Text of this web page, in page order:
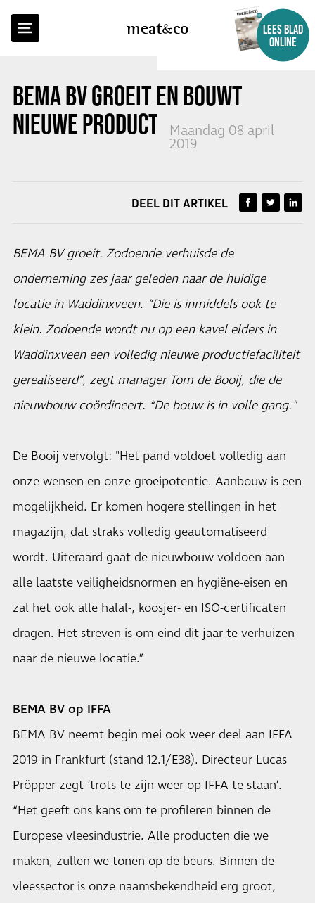
meatco
LEES BLAD
ONLINE
BEMA BV GROEIT EN BOUWT
NIEUWE PRODUCTIEFACILITEIT
Maandag 08 april
2019
TERUG NAAR OVERZICHT
DEEL DIT ARTIKEL
BEMA BV groeit. Zodoende verhuisde de
onderneming zes jaar geleden naar de huidige
locatie in Waddinxveen. “Die is inmiddels ook te
klein. Zodoende wordt nu op een kavel elders in
Waddinxveen een volledig nieuwe productiefaciliteit
gerealiseerd”, zegt manager Tom de Booij, die de
nieuwbouw coördineert. “De bouw is in volle gang."
De Booij vervolgt: "Het pand voldoet volledig aan
onze wensen en onze groeipotentie. Aanbouw is een
mogelijkheid. Er komen hogere stellingen in het
magazijn, dat straks volledig geautomatiseerd
wordt. Uiteraard gaat de nieuwbouw voldoen aan
alle laatste veiligheidsnormen en hygiëne-eisen en
zal het ook alle halal-, koosjer- en ISO-certificaten
dragen. Het streven is om eind dit jaar te verhuizen
naar de nieuwe locatie.”
BEMA BV op IFFA
BEMA BV neemt begin mei ook weer deel aan IFFA
2019 in Frankfurt (stand 12.1/E38). Directeur Lucas
Pröpper zegt ‘trots te zijn weer op IFFA te staan’.
“Het geeft ons kans om te profileren binnen de
Europese vleesindustrie. Alle producten die we
maken, zullen we tonen op de beurs. Binnen de
vleessector is onze naamsbekendheid erg groot,